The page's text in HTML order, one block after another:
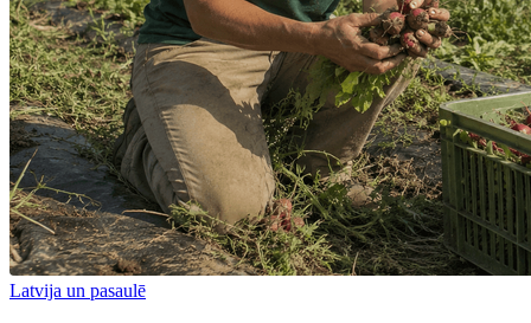
Latvija un pasaulē